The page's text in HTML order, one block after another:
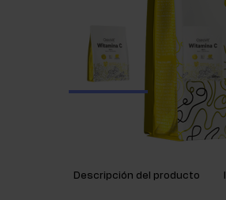
Descripción del producto